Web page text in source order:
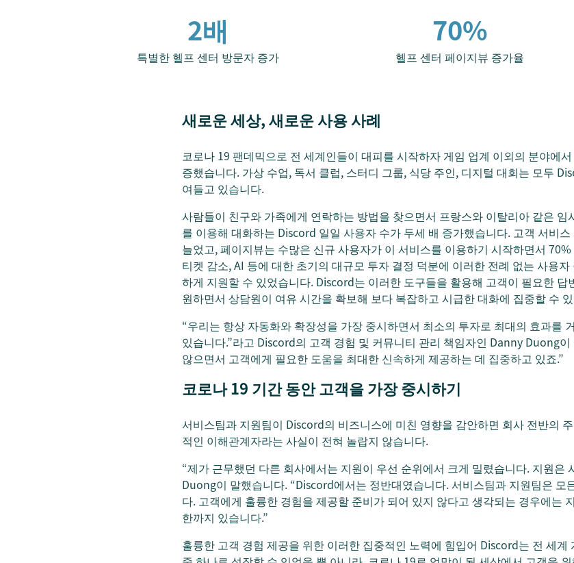
2배
특별한 헬프 센터 방문자 증가
70%
헬프 센터 페이지뷰 증가율
새로운 세상, 새로운 사용 사례
코로나 19 팬데믹으로 전 세계인들이 대피를 시작하자 게임 업계 이외의 분야에
증했습니다. 가상 수업, 독서 클럽, 스터디 그룹, 식당 주인, 디지털 대회는 모두
여들고 있습니다.
사람들이 친구와 가족에게 연락하는 방법을 찾으면서 프랑스와 이탈리아 같은
를 이용해 대화하는 Discord 일일 사용자 수가 두세 배 증가했습니다. 고객 서비
늘었고, 페이지뷰는 수많은 신규 사용자가 이 서비스를 이용하기 시작하면서
티켓 감소, AI 등에 대한 초기의 대규모 투자 결정 덕분에 이러한 전례 없는 사용
하게 지원할 수 있었습니다. Discord는 이러한 도구들을 활용해 고객이 필요한 답
원하면서 상담원이 여유 시간을 확보해 보다 복잡하고 시급한 대화에 집중할 수
“우리는 항상 자동화와 확장성을 가장 중시하면서 최소의 투자로 최대의 효과를
있습니다.”라고 Discord의 고객 경험 및 커뮤니티 관리 책임자인 Danny Duong
않으면서 고객에게 필요한 도움을 최대한 신속하게 제공하는 데 집중하고 있죠.”
코로나 19 기간 동안 고객을 가장 중시하기
서비스팀과 지원팀이 Discord의 비즈니스에 미친 영향을 감안하면 회사 전반의
적인 이해관계자라는 사실이 전혀 놀랍지 않습니다.
“제가 근무했던 다른 회사에서는 지원이 우선 순위에서 크게 밀렸습니다. 지원은
Duong이 말했습니다. “Discord에서는 정반대였습니다. 서비스팀과 지원팀은 모
다. 고객에게 훌륭한 경험을 제공할 준비가 되어 있지 않다고 생각되는 경우에는
한까지 있습니다.”
훌륭한 고객 경험 제공을 위한 이러한 집중적인 노력에 힘입어 Discord는 전 세계